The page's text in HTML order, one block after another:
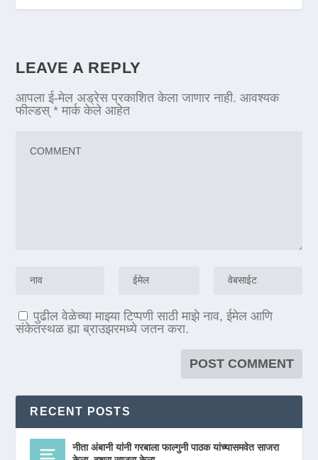
LEAVE A REPLY
आपला ई-मेल अड्रेस प्रकाशित केला जाणार नाही. आवश्यक
फील्डस्* मार्क केले आहेत
पुढील वेळेच्या माझ्या टिप्पणी साठी माझे नाव, ईमेल आणि
संकेतस्थळ ह्या ब्राउझरमध्ये जतन करा.
RECENT POSTS
नीता अंबानी यांनी गरबाला फाल्गुनी पाठक यांच्यासमवेत साजरा